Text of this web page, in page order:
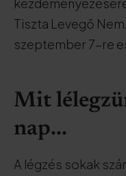
Tiszta Levegő
szeptember 7-re
Mit
nap...
A légzés sokak